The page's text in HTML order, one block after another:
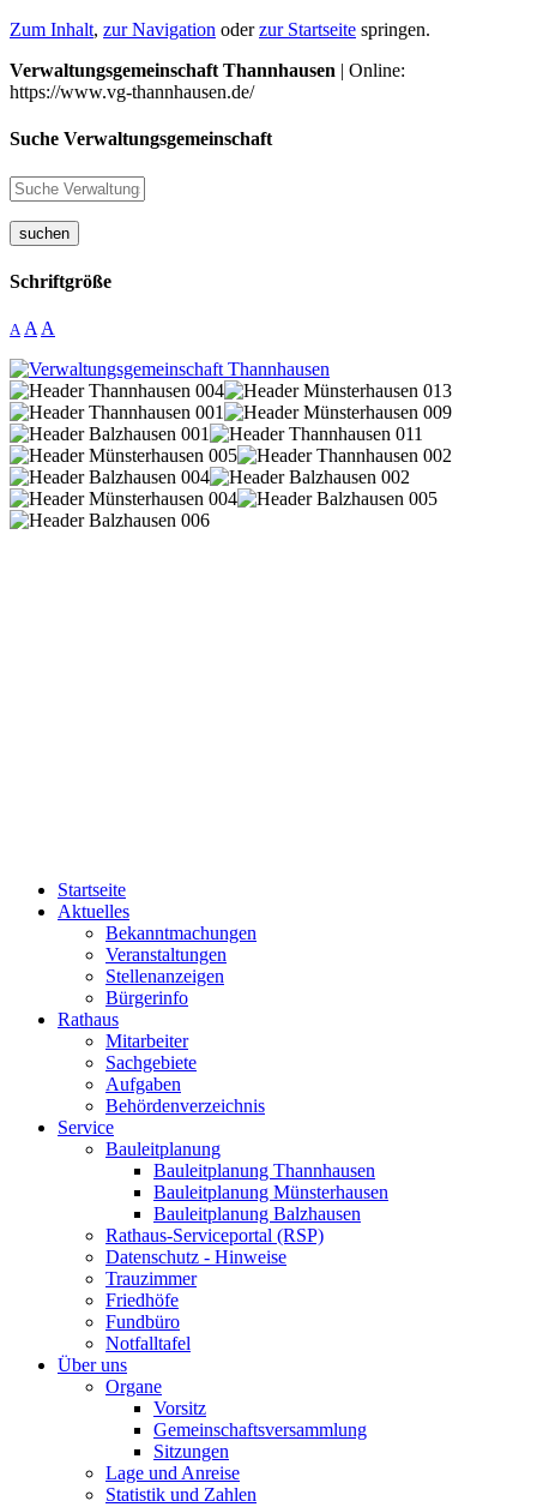
Zum Inhalt, zur Navigation oderzur Startseite springen.
Verwaltungsgemeinschaft Thannhausen | Online:
https://www.vg-thannhausen.de/
Suche Verwaltungsgemeinschaft
suchen
Schriftgröße
A A A
Startseite
Aktuelles
Bekanntmachungen
Veranstaltungen
Stellenanzeigen
Bürgerinfo
Rathaus
Mitarbeiter
Sachgebiete
Aufgaben
Behördenverzeichnis
Service
Bauleitplanung
Bauleitplanung Thannhausen
Bauleitplanung Münsterhausen
Bauleitplanung Balzhausen
Rathaus-Serviceportal (RSP)
Datenschutz - Hinweise
Trauzimmer
Friedhöfe
Fundbüro
Notfalltafel
Über uns
Organe
Vorsitz
Gemeinschaftsversammlung
Sitzungen
Lage und Anreise
Statistik und Zahlen